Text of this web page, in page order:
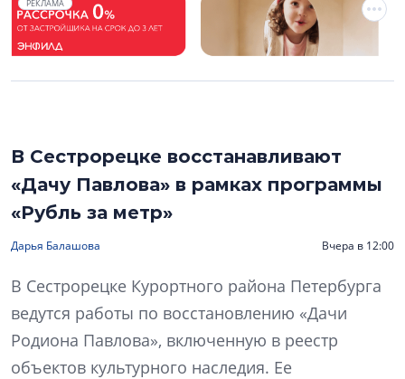
РЕКЛАМА
В Сестрорецке восстанавливают
«Дачу Павлова» в рамках программы
«Рубль за метр»
Дарья Балашова Вчера в 12:00
В Сестрорецке Курортного района Петербурга
ведутся работы по восстановлению «Дачи
Родиона Павлова», включенную в реестр
объектов культурного наследия. Ее